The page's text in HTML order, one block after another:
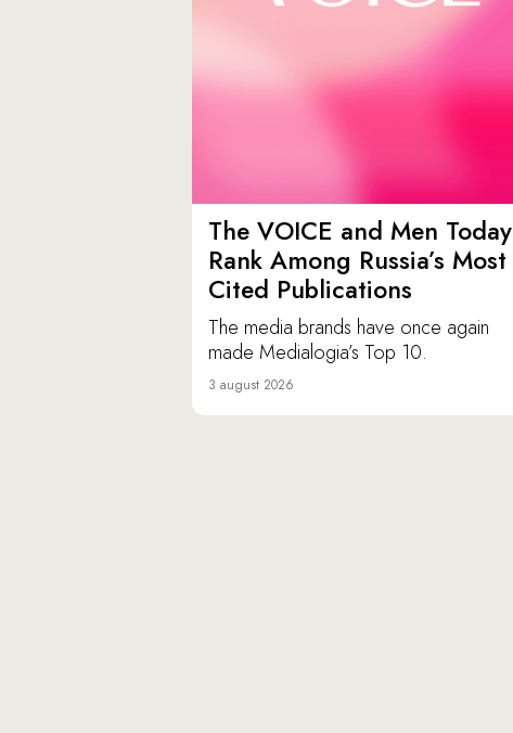
The VOICE and Men Today
Rank Among Russia’s Most
Cited Publications
The media brands have once again
made Medialogia’s Top 10.
3 august 2026